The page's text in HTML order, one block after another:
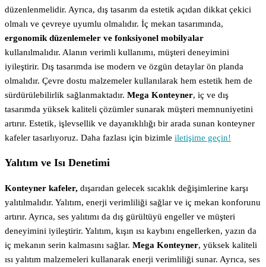
düzenlenmelidir. Ayrıca, dış tasarım da estetik açıdan dikkat çekici
olmalı ve çevreye uyumlu olmalıdır. İç mekan tasarımında,
ergonomik düzenlemeler ve fonksiyonel mobilyalar
kullanılmalıdır. Alanın verimli kullanımı, müşteri deneyimini
iyileştirir. Dış tasarımda ise modern ve özgün detaylar ön planda
olmalıdır. Çevre dostu malzemeler kullanılarak hem estetik hem de
sürdürülebilirlik sağlanmaktadır. Mega Konteyner, iç ve dış
tasarımda yüksek kaliteli çözümler sunarak müşteri memnuniyetini
artırır. Estetik, işlevsellik ve dayanıklılığı bir arada sunan konteyner
kafeler tasarlıyoruz. Daha fazlası için bizimle iletişime geçin!
Yalıtım ve Isı Denetimi
Konteyner kafeler, dışarıdan gelecek sıcaklık değişimlerine karşı
yalıtılmalıdır. Yalıtım, enerji verimliliği sağlar ve iç mekan konforunu
artırır. Ayrıca, ses yalıtımı da dış gürültüyü engeller ve müşteri
deneyimini iyileştirir. Yalıtım, kışın ısı kaybını engellerken, yazın da
iç mekanın serin kalmasını sağlar. Mega Konteyner, yüksek kaliteli
ısı yalıtım malzemeleri kullanarak enerji verimliliği sunar. Ayrıca, ses